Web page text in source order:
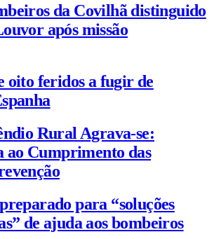
da Covilhã distinguido
após missão
oito feridos a fugir de
Rural Agrava-se:
ao Cumprimento das
para “soluções
de ajuda aos bombeiros